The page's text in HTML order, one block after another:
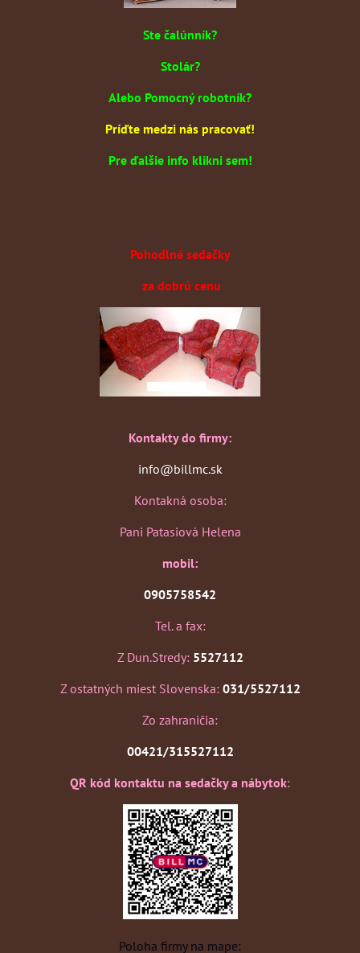
Ste čalúnník?
Stolár?
Alebo Pomocný robotník?
Príďte medzi nás pracovať!
Pre ďalšie info klikni sem!
Pohodlné sedačky
za dobrú cenu
Kontakty do firmy:
info@billmc.sk
Kontakná osoba:
Pani Patasiová Helena
mobil:
0905758542
Tel. a fax:
Z Dun.Stredy: 5527112
Z ostatných miest Slovenska: 031/5527112
Zo zahraničia:
00421/315527112
QR kód kontaktu na sedačky a nábytok:
Poloha firmy na mape: